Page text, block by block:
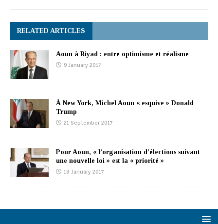
RELATED ARTICLES
Aoun à Riyad : entre optimisme et réalisme
9 January 2017
À New York, Michel Aoun « esquive » Donald
Trump
21 September 2017
Pour Aoun, « l’organisation d’élections suivant
une nouvelle loi » est la « priorité »
18 January 2017